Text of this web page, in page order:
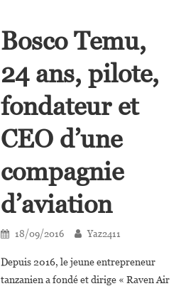
Bosco Temu,
24 ans, pilote,
fondateur et
CEO d’une
compagnie
d’aviation
18/09/2016 Yaz2411
Depuis 2016, le jeune entrepreneur
tanzanien a fondé et dirige « Raven Air